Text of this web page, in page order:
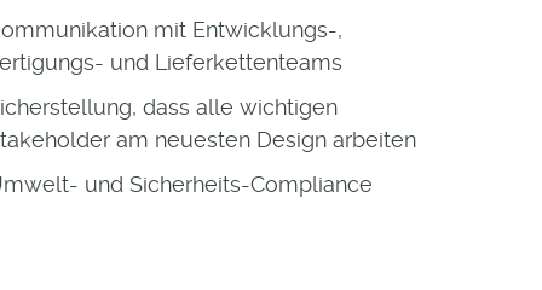
mit Entwicklungs-,
und Lieferkettenteams
dass alle wichtigen
am neuesten Design arbeiten
und Sicherheits-Compliance